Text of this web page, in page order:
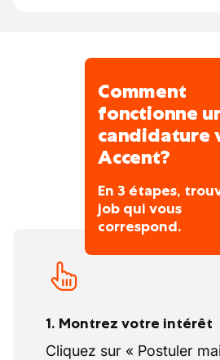
métier présents sur le
Respecter
consignes de sécurité,
qualité et
Comment
fonctionne
candidature
Accent?
En 3 étapes,
job qui vous
correspond.
1. Montrez votre intérêt
Cliquez sur « Postuler